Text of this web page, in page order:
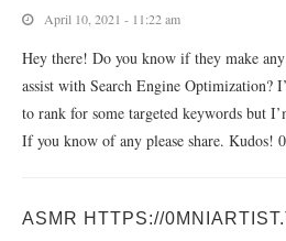
April 10, 2021 - 11:22 am
Hey there! Do you know if they make
assist with Search Engine Optimization?
to rank for some targeted keywords but
If you know of any please share. Kudos!
ASMR HTTPS://